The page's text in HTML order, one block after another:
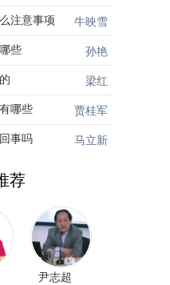
牛映雪
注意事项
孙艳
些
梁红
贾桂军
哪些
马立新
事吗
荐
尹志超